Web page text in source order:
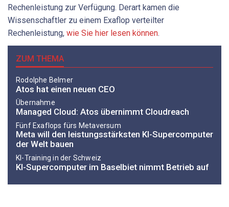
Rechenleistung zur Verfügung. Derart kamen die
Wissenschaftler zu einem Exaflop verteilter
Rechenleistung, wie Sie hier lesen können.
ZUM THEMA
Rodolphe Belmer
Atos hat einen neuen CEO
Übernahme
Managed Cloud: Atos übernimmt Cloudreach
Fünf Exaflops fürs Metaversum
Meta will den leistungsstärksten KI-Supercomputer
der Welt bauen
KI-Training in der Schweiz
KI-Supercomputer im Baselbiet nimmt Betrieb auf